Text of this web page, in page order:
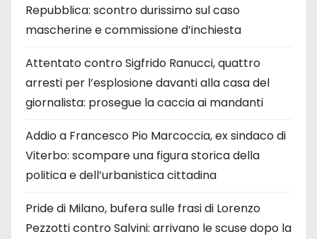
Repubblica: scontro durissimo sul caso
mascherine e commissione d’inchiesta
Attentato contro Sigfrido Ranucci, quattro
arresti per l’esplosione davanti alla casa del
giornalista: prosegue la caccia ai mandanti
Addio a Francesco Pio Marcoccia, ex sindaco di
Viterbo: scompare una figura storica della
politica e dell’urbanistica cittadina
Pride di Milano, bufera sulle frasi di Lorenzo
Pezzotti contro Salvini: arrivano le scuse dopo la